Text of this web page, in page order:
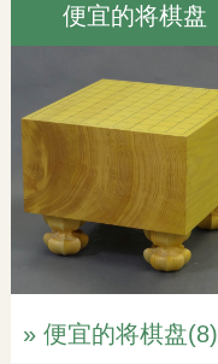
便宜的将棋盘
» 便宜的将棋盘(8)